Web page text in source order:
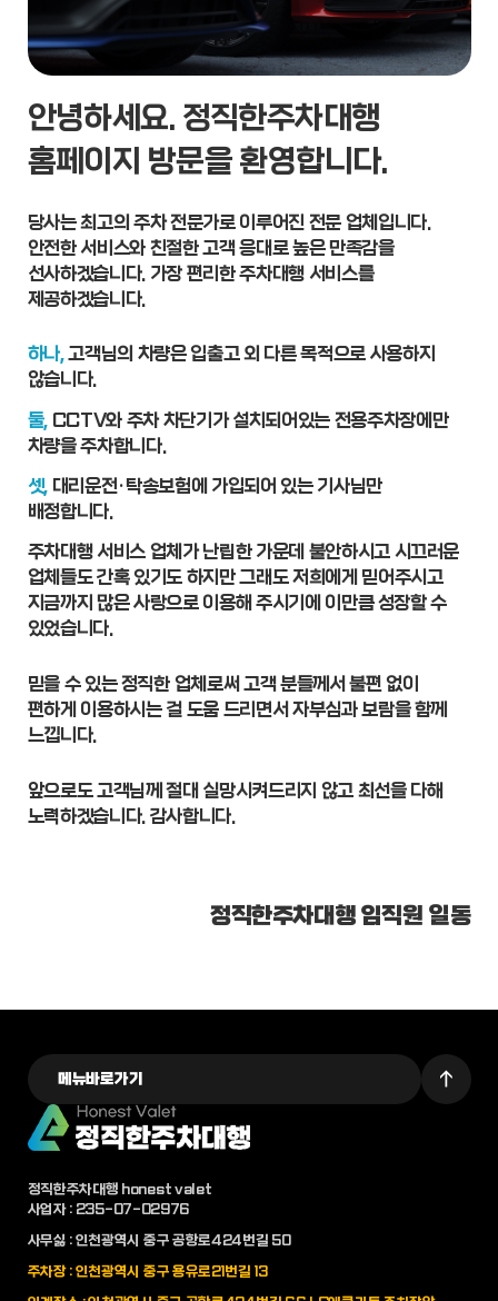
안녕하세요. 정직한주차대행
홈페이지 방문을 환영합니다.
당사는 최고의 주차 전문가로 이루어진 전문 업체입니다.
안전한 서비스와 친절한 고객 응대로 높은 만족감을
선사하겠습니다. 가장 편리한 주차대행 서비스를
제공하겠습니다.
하나,고객님의 차량은 입출고 외 다른 목적으로 사용하지
않습니다.
둘,CCTV와 주차 차단기가 설치되어있는 전용주차장에만
차량을 주차합니다.
셋,대리운전·탁송보험에 가입되어 있는 기사님만
배정합니다.
주차대행 서비스 업체가 난립한 가운데 불안하시고 시끄러운
업체들도 간혹 있기도 하지만 그래도 저희에게 믿어주시고
지금까지 많은 사랑으로 이용해 주시기에 이만큼 성장할 수
있었습니다.
믿을 수 있는 정직한 업체로써 고객 분들께서 불편 없이
편하게 이용하시는 걸 도움 드리면서 자부심과 보람을 함께
느낍니다.
앞으로도 고객님께 절대 실망시켜드리지 않고 최선을 다해
노력하겠습니다. 감사합니다.
정직한주차대행 임직원 일동
메뉴바로가기
정직한주차대행 honest valet
사업자 : 235-07-02976
사무싫 : 인천광역시 중구 공항로424번길 50
주차장 : 인천광역시 중구 용유로21번길 13